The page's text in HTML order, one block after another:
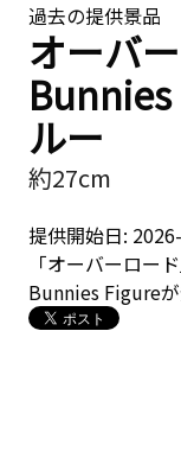
過去の提供景品
オーバ
ルー
約27cm
提供開始日:
「オーバーロー
Bunnies Figureが